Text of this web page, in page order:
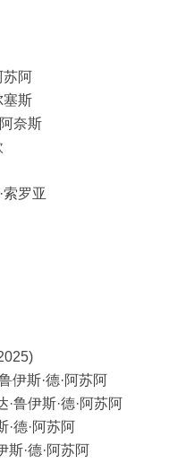
阿
斯
奈斯
罗亚
斯·德·阿苏阿
伊斯·德·阿苏阿
德·阿苏阿
·德·阿苏阿